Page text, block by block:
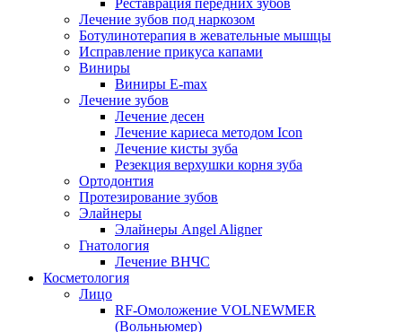
Реставрация передних зубов
Лечение зубов под наркозом
Ботулинотерапия в жевательные мышцы
Исправление прикуса капами
Виниры
Виниры E-max
Лечение зубов
Лечение десен
Лечение кариеса методом Icon
Лечение кисты зуба
Резекция верхушки корня зуба
Ортодонтия
Протезирование зубов
Элайнеры
Элайнеры Angel Aligner
Гнатология
Лечение ВНЧС
Косметология
Лицо
RF-Омоложение VOLNEWMER
(Вольньюмер)